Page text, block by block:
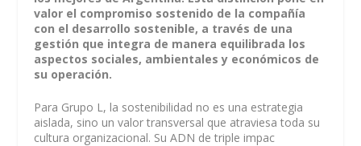
valor el compromiso sostenido de la compañía
con el desarrollo sostenible, a través de una
gestión que integra de manera equilibrada los
aspectos sociales, ambientales y económicos de
su operación.
Para Grupo L, la sostenibilidad no es una estrategia
aislada, sino un valor transversal que atraviesa toda su
cultura organizacional. Su ADN de triple impac